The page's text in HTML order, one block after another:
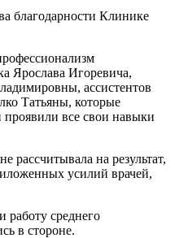
благодарности Клинике
Ярослава Игоревича,
ассистентов
Татьяны, которые
проявили все свои навыки
рассчитывала на результат,
усилий врачей,
работу среднего
в стороне.